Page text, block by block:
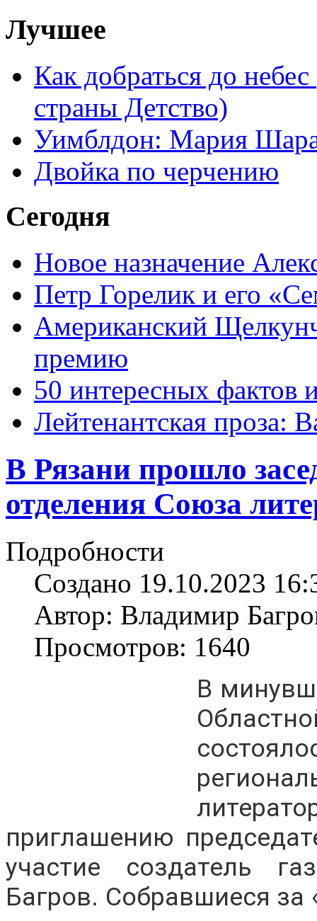
Лучшее
Как добраться до
страны Детство)
Уимблдон: Мария
Двойка по черчению
Сегодня
Новое назначение
Петр Горелик и его
Американский
премию
50 интересных фактов
Лейтенантская проза:
В Рязани прошло
отделения Союза
Подробности
Создано 19.10.2023
Автор: Владимир
Просмотров: 1640
В
приглашению
участие создатель
Багров. Собравшиеся